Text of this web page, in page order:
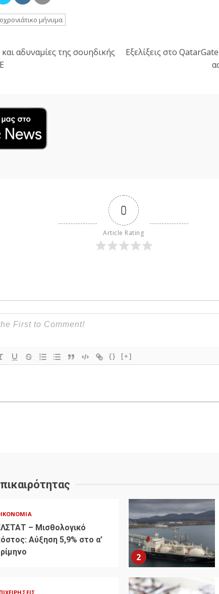
μήνυμα
αδυναμίες της σουηδικής
Εξελίξεις στο
0
Article Rating
{} [+]
– Μισθολογικό
Αύξηση 5,9% στο α’
2